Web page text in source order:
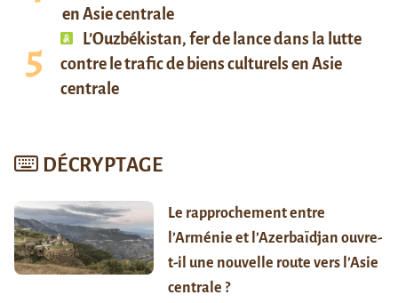
en Asie centrale
L’Ouzbékistan, fer de lance dans la lutte
contre le trafic de biens culturels en Asie
centrale
DÉCRYPTAGE
Le rapprochement entre
l’Arménie et l’Azerbaïdjan ouvre-
t-il une nouvelle route vers l’Asie
centrale ?